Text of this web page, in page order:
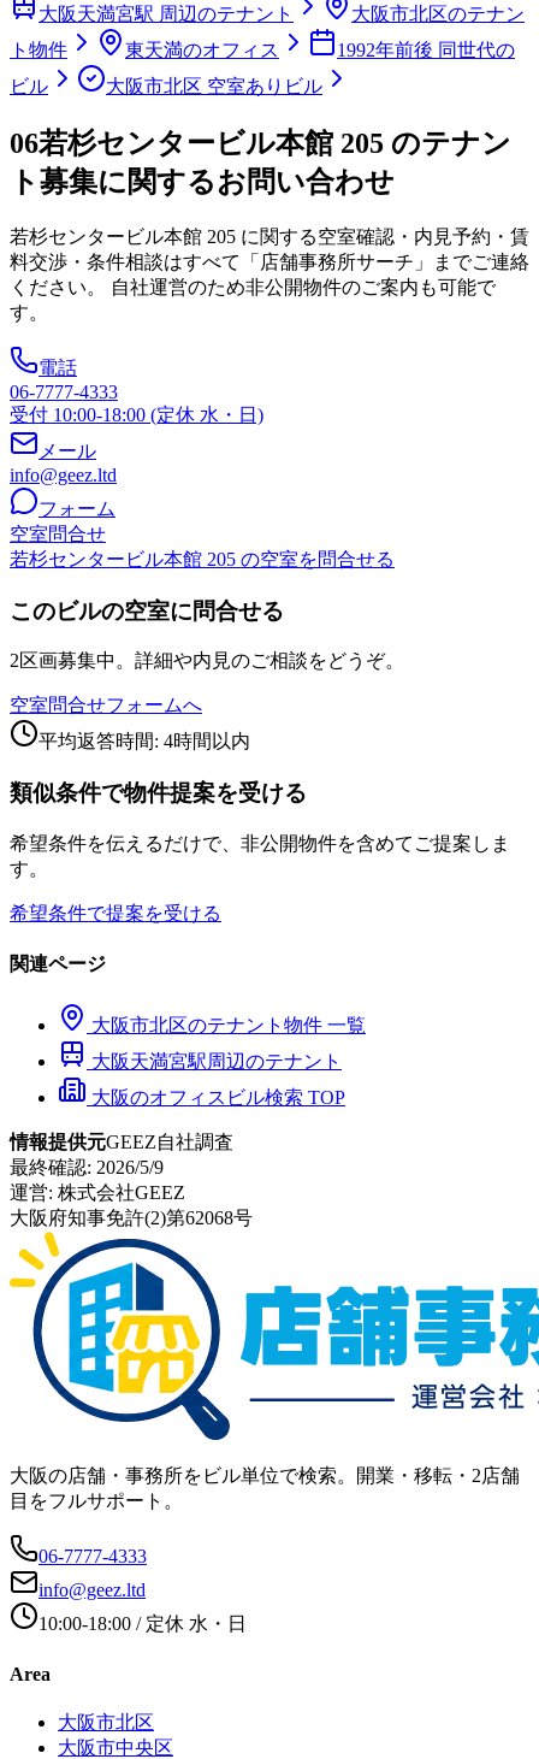
大阪天満宮駅 周辺のテナント
大阪市北区のテナン
ト物件
東天満のオフィス
1992年前後 同世代の
ビル
大阪市北区 空室ありビル
06若杉センタービル本館 205 のテナン
ト募集に関するお問い合わせ
若杉センタービル本館 205 に関する空室確認・内見予約・賃
料交渉・条件相談はすべて「店舗事務所サーチ」までご連絡
ください。 自社運営のため非公開物件のご案内も可能で
す。
電話
06-7777-4333
受付 10:00-18:00 (定休 水・日)
メール
info@geez.ltd
フォーム
空室問合せ
若杉センタービル本館 205 の空室を問合せる
このビルの空室に問合せる
2区画募集中。詳細や内見のご相談をどうぞ。
空室問合せフォームへ
平均返答時間: 4時間以内
類似条件で物件提案を受ける
希望条件を伝えるだけで、非公開物件を含めてご提案しま
す。
希望条件で提案を受ける
関連ページ
大阪市北区のテナント物件 一覧
大阪天満宮駅周辺のテナント
大阪のオフィスビル検索 TOP
情報提供元GEEZ自社調査
最終確認: 2026/5/9
運営: 株式会社GEEZ
大阪府知事免許(2)第62068号
大阪の店舗・事務所をビル単位で検索。開業・移転・2店舗
目をフルサポート。
06-7777-4333
info@geez.ltd
10:00-18:00 / 定休 水・日
Area
大阪市北区
大阪市中央区